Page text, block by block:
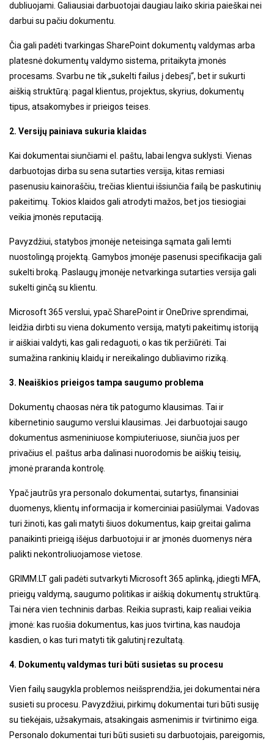
dubliuojami. Galiausiai darbuotojai daugiau laiko skiria paieškai nei
darbui su pačiu dokumentu.
Čia gali padėti tvarkingas SharePoint dokumentų valdymas arba
platesnė dokumentų valdymo sistema, pritaikyta įmonės
procesams. Svarbu ne tik „sukelti failus į debesį“, bet ir sukurti
aiškią struktūrą: pagal klientus, projektus, skyrius, dokumentų
tipus, atsakomybes ir prieigos teises.
2. Versijų painiava sukuria klaidas
Kai dokumentai siunčiami el. paštu, labai lengva suklysti. Vienas
darbuotojas dirba su sena sutarties versija, kitas remiasi
pasenusiu kainoraščiu, trečias klientui išsiunčia failą be paskutinių
pakeitimų. Tokios klaidos gali atrodyti mažos, bet jos tiesiogiai
veikia įmonės reputaciją.
Pavyzdžiui, statybos įmonėje neteisinga sąmata gali lemti
nuostolingą projektą. Gamybos įmonėje pasenusi specifikacija gali
sukelti broką. Paslaugų įmonėje netvarkinga sutarties versija gali
sukelti ginčą su klientu.
Microsoft 365 verslui, ypač SharePoint ir OneDrive sprendimai,
leidžia dirbti su viena dokumento versija, matyti pakeitimų istoriją
ir aiškiai valdyti, kas gali redaguoti, o kas tik peržiūrėti. Tai
sumažina rankinių klaidų ir nereikalingo dubliavimo riziką.
3. Neaiškios prieigos tampa saugumo problema
Dokumentų chaosas nėra tik patogumo klausimas. Tai ir
kibernetinio saugumo verslui klausimas. Jei darbuotojai saugo
dokumentus asmeniniuose kompiuteriuose, siunčia juos per
privačius el. paštus arba dalinasi nuorodomis be aiškių teisių,
įmonė praranda kontrolę.
Ypač jautrūs yra personalo dokumentai, sutartys, finansiniai
duomenys, klientų informacija ir komerciniai pasiūlymai. Vadovas
turi žinoti, kas gali matyti šiuos dokumentus, kaip greitai galima
panaikinti prieigą išėjus darbuotojui ir ar įmonės duomenys nėra
palikti nekontroliuojamose vietose.
GRIMM.LT gali padėti sutvarkyti Microsoft 365 aplinką, įdiegti MFA,
prieigų valdymą, saugumo politikas ir aiškią dokumentų struktūrą.
Tai nėra vien techninis darbas. Reikia suprasti, kaip realiai veikia
įmonė: kas ruošia dokumentus, kas juos tvirtina, kas naudoja
kasdien, o kas turi matyti tik galutinį rezultatą.
4. Dokumentų valdymas turi būti susietas su procesu
Vien failų saugykla problemos neišsprendžia, jei dokumentai nėra
susieti su procesu. Pavyzdžiui, pirkimų dokumentai turi būti susiję
su tiekėjais, užsakymais, atsakingais asmenimis ir tvirtinimo eiga.
Personalo dokumentai turi būti susieti su darbuotojais, pareigomis,